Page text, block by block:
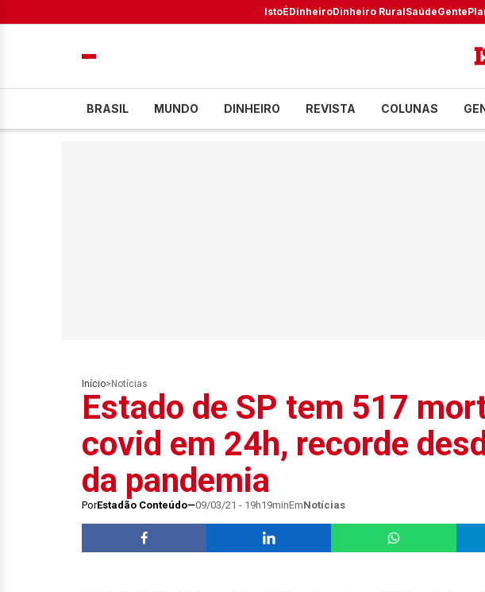
IstoÉDinheiroDinheiro RuralSaúdeGente
BRASIL MUNDO DINHEIRO REVISTA COLUNAS
Início> Notícias
Estado de SP tem 517
covid em 24h, recorde
da pandemia
PorEstadão Conteúdo 09/03/21 - 19h19minEmNotícias